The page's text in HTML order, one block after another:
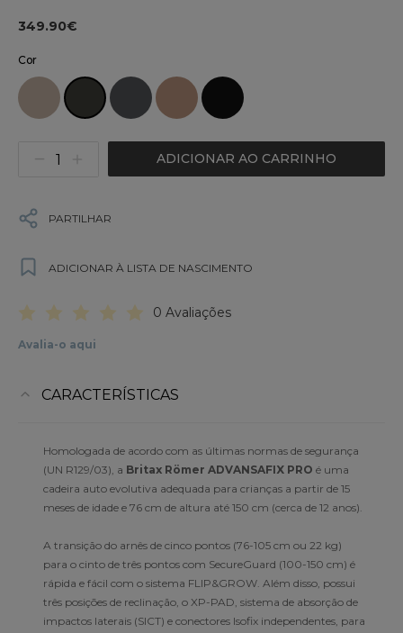
349.90€
Cor
ADICIONAR AO CARRINHO
PARTILHAR
ADICIONAR À LISTA DE NASCIMENTO
0 Avaliações
Avalia-o aqui
CARACTERÍSTICAS
Homologada de acordo com as últimas normas de segurança
(UN R129/03), a Britax Römer ADVANSAFIX PRO é uma
cadeira auto evolutiva adequada para crianças a partir de 15
meses de idade e 76 cm de altura até 150 cm (cerca de 12 anos).
A transição do arnês de cinco pontos (76-105 cm ou 22 kg)
para o cinto de três pontos com SecureGuard (100-150 cm) é
rápida e fácil com o sistema FLIP&GROW. Além disso, possui
três posições de reclinação, o XP-PAD, sistema de absorção de
impactos laterais (SICT) e conectores Isofix independentes, para